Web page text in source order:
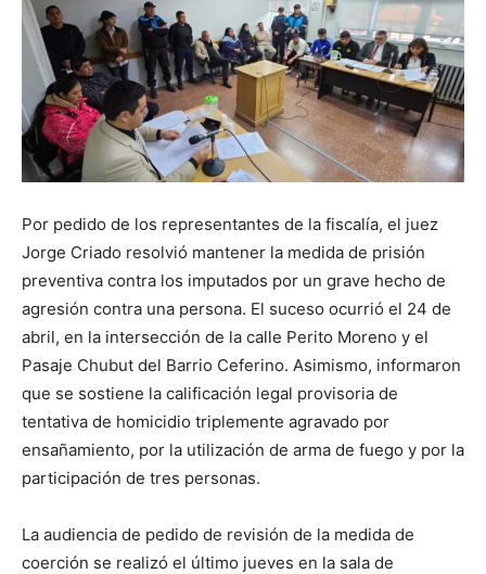
Por pedido de los representantes de la fiscalía, el juez
Jorge Criado resolvió mantener la medida de prisión
preventiva contra los imputados por un grave hecho de
agresión contra una persona. El suceso ocurrió el 24 de
abril, en la intersección de la calle Perito Moreno y el
Pasaje Chubut del Barrio Ceferino. Asimismo, informaron
que se sostiene la calificación legal provisoria de
tentativa de homicidio triplemente agravado por
ensañamiento, por la utilización de arma de fuego y por la
participación de tres personas.
La audiencia de pedido de revisión de la medida de
coerción se realizó el último jueves en la sala de